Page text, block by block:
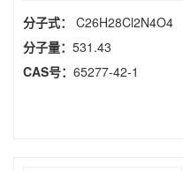
分子式： C26H28Cl2N4O4
分子量： 531.43
CAS号： 65277-42-1